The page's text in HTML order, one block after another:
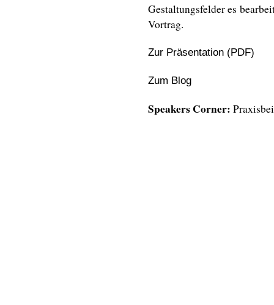
Gestaltungsfelder es
Vortrag.
Zur Präsentation (PDF)
Zum Blog
Speakers Corner: